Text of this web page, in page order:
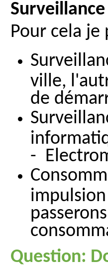
Pour cela je
ville,
de
-
Question: